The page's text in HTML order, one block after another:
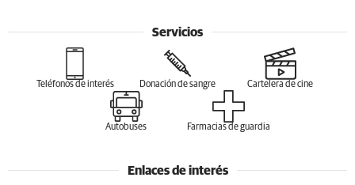
Servicios
Teléfonos de interés Donación de sangre Cartelera de cine
Autobuses Farmacias de guardia
Enlaces de interés